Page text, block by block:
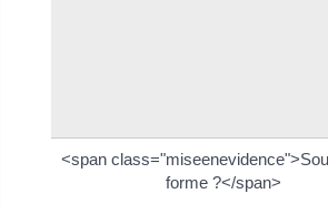
<span
forme ?</span>